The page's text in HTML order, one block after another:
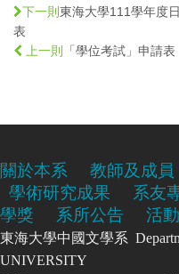
下一則 東海大學111學年度
表
上一則
「學位考試」申請表
關於本系 教師及成員
學術研究成果
系友
學獎
系所公告 活
東海大學中國文學系
UNIVERSITY